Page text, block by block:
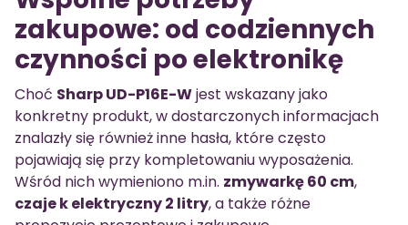
zakupowe: od codziennych
czynności po elektronikę
Choć Sharp UD-P16E-Wjest wskazany jako
konkretny produkt, w dostarczonych informacjach
znalazły się również inne hasła, które często
pojawiają się przy kompletowaniu wyposażenia.
Wśród nich wymieniono m.in. zmywarkę 60 cm,
czaje k elektryczny 2 litry, a także różne